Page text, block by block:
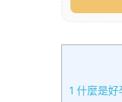
1 什麼是好